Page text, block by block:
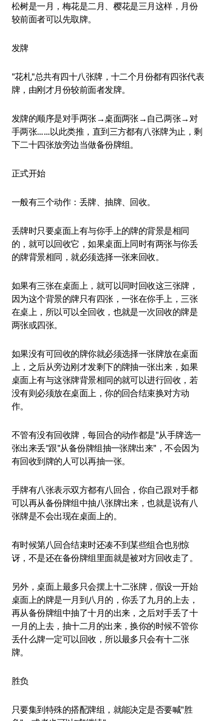
松树是一月，梅花是二月、樱花是三月这样，月份
较前面者可以先取牌。
发牌
"花札"总共有四十八张牌，十二个月份都有四张代表
牌，由刚才月份较前面者发牌。
发牌的顺序是对手两张→桌面两张→自己两张→对
手两张……以此类推，直到三方都有八张牌为止，剩
下二十四张放旁边当做备份牌组。
正式开始
一般有三个动作：丢牌、抽牌、回收。
丢牌时只要桌面上有与你手上的牌的背景是相同
的，就可以回收它，如果桌面上同时有两张与你丢
的牌背景相同，就必须选择一张来回收。
如果有三张在桌面上，就可以同时回收这三张牌，
因为这个背景的牌只有四张，一张在你手上，三张
在桌上，所以可以全回收，也就是一次回收的牌是
两张或四张。
如果没有可回收的牌你就必须选择一张牌放在桌面
上，之后从旁边刚才发剩下的牌抽一张出来，如果
桌面上有与这张牌背景相同的就可以进行回收，若
没有则必须放在桌面上，你的回合结束换对方动
作。
不管有没有回收牌，每回合的动作都是"从手牌选一
张出来丢"跟"从备份牌组抽一张牌出来"，不会因为
有回收到牌的人可以再抽一张。
手牌有八张表示双方都有八回合，你自己跟对手都
可以再从备份牌组中抽八张牌出来，也就是说有八
张牌是不会出现在桌面上的。
有时候第八回合结束时还凑不到某些组合也别惊
讶，不是还在备份牌组里面就是被对方回收走了。
另外，桌面上最多只会摆上十二张牌，假设一开始
桌面上的牌是一月到八月的，你丢了九月的上去，
再从备份牌组中抽了十月的出来，之后对手丢了十
一月的上去，抽十二月的出来，换你的时候不管你
丢什么牌一定可以回收，所以最多只会有十二张
牌。
胜负
只要集到特殊的搭配牌组，就能决定是否要喊"胜